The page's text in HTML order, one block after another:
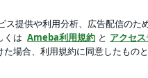
Blog